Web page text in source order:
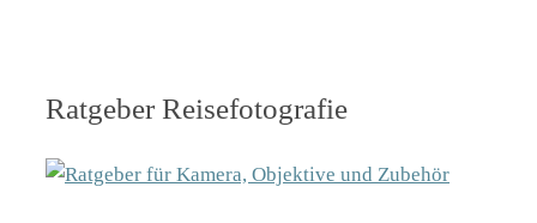
Ratgeber Reisefotografie